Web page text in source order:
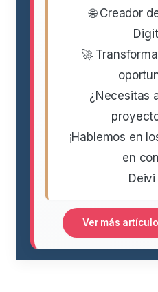
🌐 Creador
🚀
¿Necesitas
¡Hablemos en
en
Deivi
Ver más